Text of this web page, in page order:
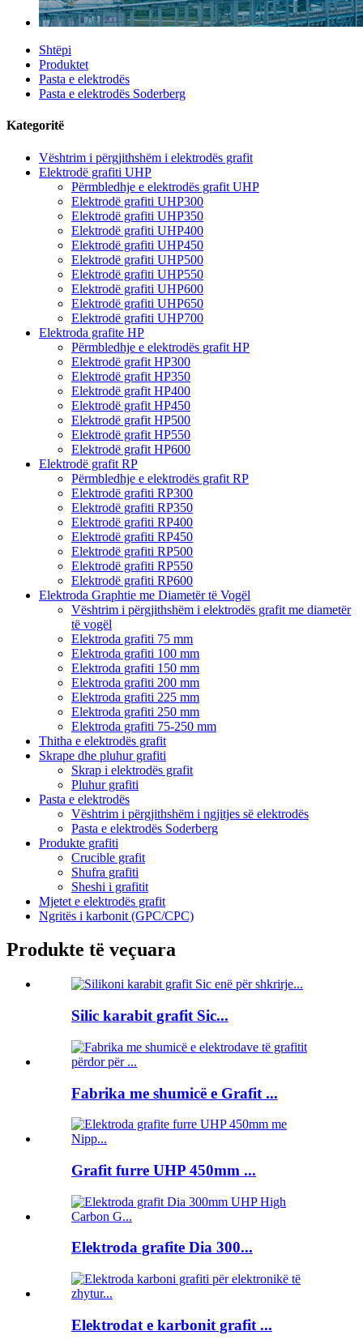
Shtëpi
Produktet
Pasta e elektrodës
Pasta e elektrodës Soderberg
Kategoritë
Vështrim i përgjithshëm i elektrodës grafit
Elektrodë grafiti UHP
Përmbledhje e elektrodës grafit UHP
Elektrodë grafiti UHP300
Elektrodë grafiti UHP350
Elektrodë grafiti UHP400
Elektrodë grafiti UHP450
Elektrodë grafiti UHP500
Elektrodë grafiti UHP550
Elektrodë grafiti UHP600
Elektrodë grafiti UHP650
Elektrodë grafiti UHP700
Elektroda grafite HP
Përmbledhje e elektrodës grafit HP
Elektrodë grafit HP300
Elektrodë grafit HP350
Elektrodë grafit HP400
Elektrodë grafit HP450
Elektrodë grafit HP500
Elektrodë grafit HP550
Elektrodë grafit HP600
Elektrodë grafit RP
Përmbledhje e elektrodës grafit RP
Elektrodë grafiti RP300
Elektrodë grafiti RP350
Elektrodë grafiti RP400
Elektrodë grafiti RP450
Elektrodë grafiti RP500
Elektrodë grafiti RP550
Elektrodë grafiti RP600
Elektroda Graphtie me Diametër të Vogël
Vështrim i përgjithshëm i elektrodës grafit me diametër
të vogël
Elektroda grafiti 75 mm
Elektroda grafiti 100 mm
Elektroda grafiti 150 mm
Elektroda grafiti 200 mm
Elektroda grafiti 225 mm
Elektroda grafiti 250 mm
Elektroda grafiti 75-250 mm
Thitha e elektrodës grafit
Skrape dhe pluhur grafiti
Skrap i elektrodës grafit
Pluhur grafiti
Pasta e elektrodës
Vështrim i përgjithshëm i ngjitjes së elektrodës
Pasta e elektrodës Soderberg
Produkte grafiti
Crucible grafit
Shufra grafiti
Sheshi i grafitit
Mjetet e elektrodës grafit
Ngritës i karbonit (GPC/CPC)
Produkte të veçuara
Silic karabit grafit Sic...
Fabrika me shumicë e Grafit ...
Grafit furre UHP 450mm ...
Elektroda grafite Dia 300...
Elektrodat e karbonit grafit ...